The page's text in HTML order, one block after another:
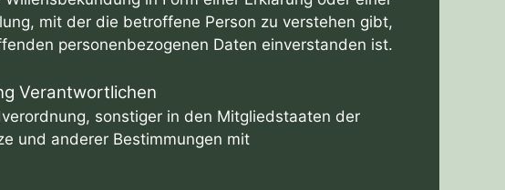
mit der die betroffene Person zu verstehen gibt,
personenbezogenen Daten einverstanden ist.
Verantwortlichen
sonstiger in den Mitgliedstaaten der
und anderer Bestimmungen mit